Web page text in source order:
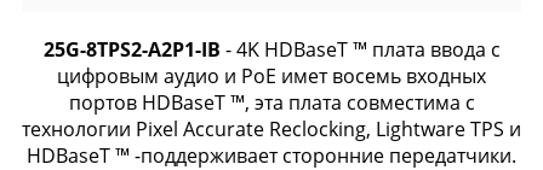
25G-8TPS2-A2P1-IB - 4K HDBaseT ™ плата ввода с
цифровым аудио и PoE имет восемь входных
портов HDBaseT ™, эта плата совместима с
технологии Pixel Accurate Reclocking, Lightware TPS и
HDBaseT ™ -поддерживает сторонние передатчики.